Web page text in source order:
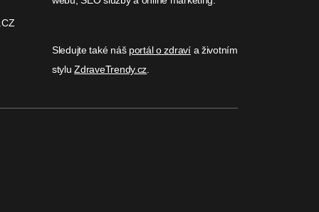
Sledujte také náš portál o zdravía životním
styluZdraveTrendy.cz.